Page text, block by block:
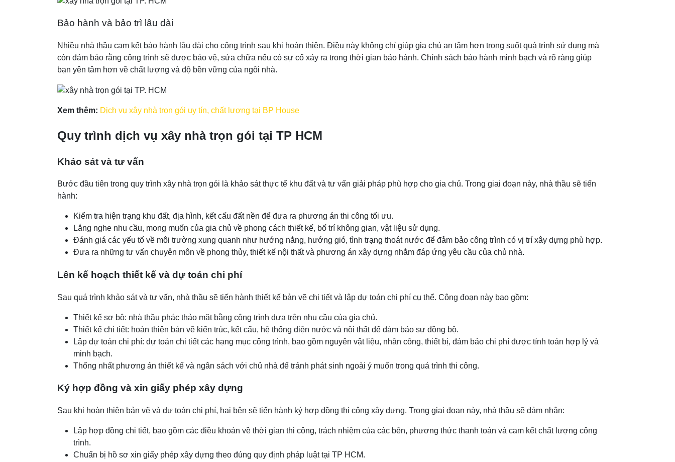
Bảo hành và bảo trì lâu dài
Nhiều nhà thầu cam kết bảo hành lâu dài cho công trình sau khi hoàn thiện. Điều này không chỉ giúp gia chủ an tâm hơn trong suốt quá trình sử dụng mà
còn đảm bảo rằng công trình sẽ được bảo vệ, sửa chữa nếu có sự cố xảy ra trong thời gian bảo hành. Chính sách bảo hành minh bạch và rõ ràng giúp
bạn yên tâm hơn về chất lượng và độ bền vững của ngôi nhà.
Xem thêm: Dịch vụ xây nhà trọn gói uy tín, chất lượng tại BP House
Quy trình dịch vụ xây nhà trọn gói tại TP HCM
Khảo sát và tư vấn
Bước đầu tiên trong quy trình xây nhà trọn gói là khảo sát thực tế khu đất và tư vấn giải pháp phù hợp cho gia chủ. Trong giai đoạn này, nhà thầu sẽ tiến
hành:
Kiểm tra hiện trạng khu đất, địa hình, kết cấu đất nền để đưa ra phương án thi công tối ưu.
Lắng nghe nhu cầu, mong muốn của gia chủ về phong cách thiết kế, bố trí không gian, vật liệu sử dụng.
Đánh giá các yếu tố về môi trường xung quanh như hướng nắng, hướng gió, tình trạng thoát nước để đảm bảo công trình có vị trí xây dựng phù hợp.
Đưa ra những tư vấn chuyên môn về phong thủy, thiết kế nội thất và phương án xây dựng nhằm đáp ứng yêu cầu của chủ nhà.
Lên kế hoạch thiết kế và dự toán chi phí
Sau quá trình khảo sát và tư vấn, nhà thầu sẽ tiến hành thiết kế bản vẽ chi tiết và lập dự toán chi phí cụ thể. Công đoạn này bao gồm:
Thiết kế sơ bộ: nhà thầu phác thảo mặt bằng công trình dựa trên nhu cầu của gia chủ.
Thiết kế chi tiết: hoàn thiện bản vẽ kiến trúc, kết cấu, hệ thống điện nước và nội thất để đảm bảo sự đồng bộ.
Lập dự toán chi phí: dự toán chi tiết các hạng mục công trình, bao gồm nguyên vật liệu, nhân công, thiết bị, đảm bảo chi phí được tính toán hợp lý và
minh bạch.
Thống nhất phương án thiết kế và ngân sách với chủ nhà để tránh phát sinh ngoài ý muốn trong quá trình thi công.
Ký hợp đồng và xin giấy phép xây dựng
Sau khi hoàn thiện bản vẽ và dự toán chi phí, hai bên sẽ tiến hành ký hợp đồng thi công xây dựng. Trong giai đoạn này, nhà thầu sẽ đảm nhận:
Lập hợp đồng chi tiết, bao gồm các điều khoản về thời gian thi công, trách nhiệm của các bên, phương thức thanh toán và cam kết chất lượng công
trình.
Chuẩn bị hồ sơ xin giấy phép xây dựng theo đúng quy định pháp luật tại TP HCM.